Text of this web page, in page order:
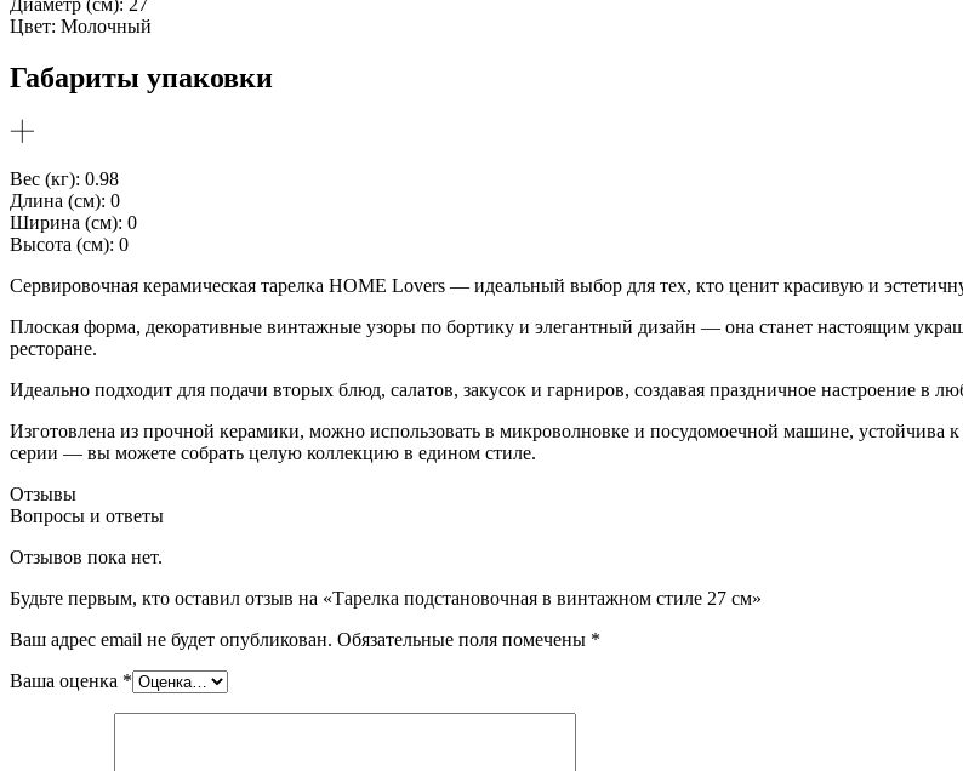
Диаметр (см): 27
Цвет: Молочный
Габариты упаковки
Вес (кг): 0.98
Длина (см): 0
Ширина (см): 0
Высота (см): 0
Сервировочная керамическая тарелка HOME Lovers — идеальный выбор для тех, кто ценит красивую и
Плоская форма, декоративные винтажные узоры по бортику и элегантный дизайн — она станет настоящим
ресторане.
Идеально подходит для подачи вторых блюд, салатов, закусок и гарниров, создавая праздничное настроение в
Изготовлена из прочной керамики, можно использовать в микроволновке и посудомоечной машине, устойчива
серии — вы можете собрать целую коллекцию в едином стиле.
Отзывы
Вопросы и ответы
Отзывов пока нет.
Будьте первым, кто оставил отзыв на «Тарелка подстановочная в винтажном стиле 27 см»
Ваш адрес email не будет опубликован. Обязательные поля помечены *
Ваша оценка *